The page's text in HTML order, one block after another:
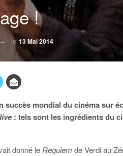
!
le 13 Mai 2014
succès mondial du cinéma sur
live: tels sont les ingrédients du
donné le Requiem de Verdi au